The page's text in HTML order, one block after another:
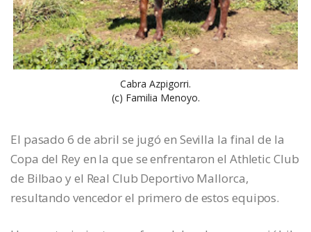
Cabra Azpigorri.
(c) Familia Menoyo.
El pasado 6 de abril se jugó en Sevilla la final de la
Copa del Rey en la que se enfrentaron el Athletic Club
de Bilbao y el Real Club Deportivo Mallorca,
resultando vencedor el primero de estos equipos.